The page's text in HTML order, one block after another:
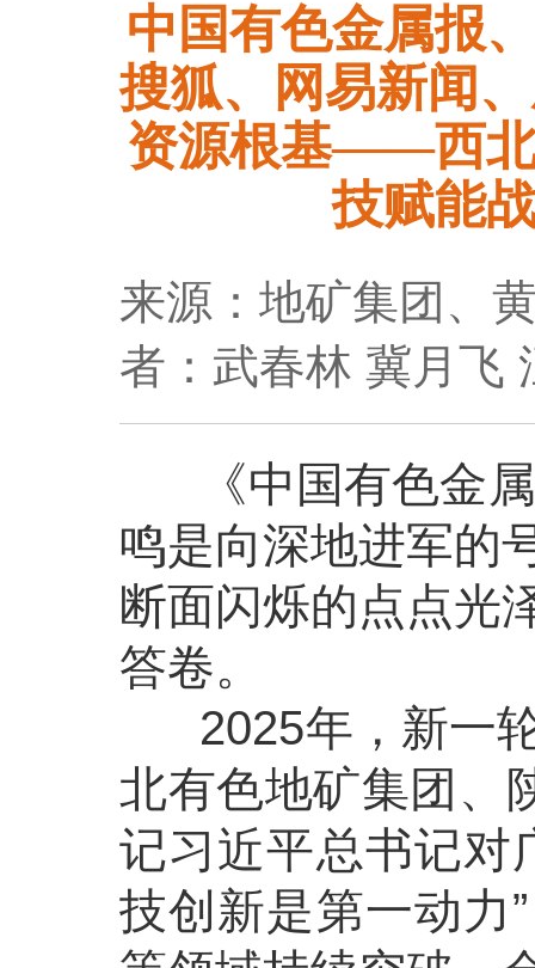
中国有色金属报
搜狐、网易新闻
资源根基——西北
技赋能
来源：地矿集团、
者：武春林 冀月飞
《中国有色金属
鸣是向深地进军的
断面闪烁的点点光
答卷。
2025年，新一轮
北有色地矿集团、
记习近平总书记对
技创新是第一动力